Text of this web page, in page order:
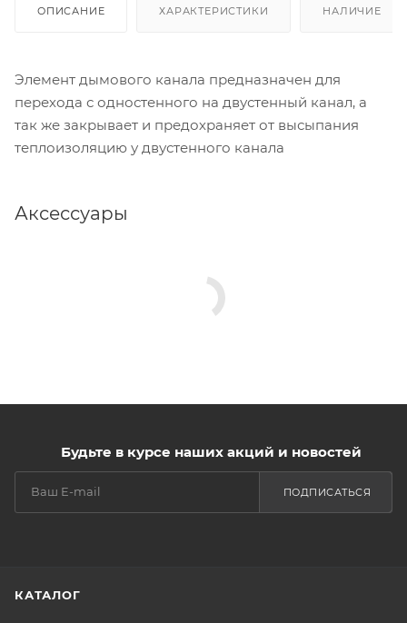
ОПИСАНИЕ ХАРАКТЕРИСТИКИ НАЛИЧИЕ
Элемент дымового канала предназначен для
перехода с одностенного на двустенный канал, а
так же закрывает и предохраняет от высыпания
теплоизоляцию у двустенного канала
Аксессуары
Будьте в курсе наших акций и новостей
ПОДПИСАТЬСЯ
КАТАЛОГ